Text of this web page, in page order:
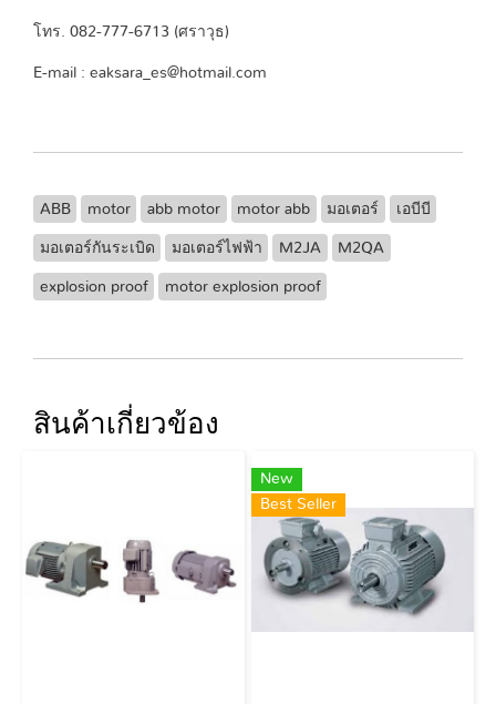
โทร. 082-777-6713 (ศราวุธ)
E-mail : eaksara_es@hotmail.com
ABB motor abb motor motor abb มอเตอร์ เอบีบี
มอเตอร์กันระเบิด มอเตอร์ไฟฟ้า M2JA M2QA
explosion proof motor explosion proof
สินค้าเกี่ยวข้อง
New
Best Seller